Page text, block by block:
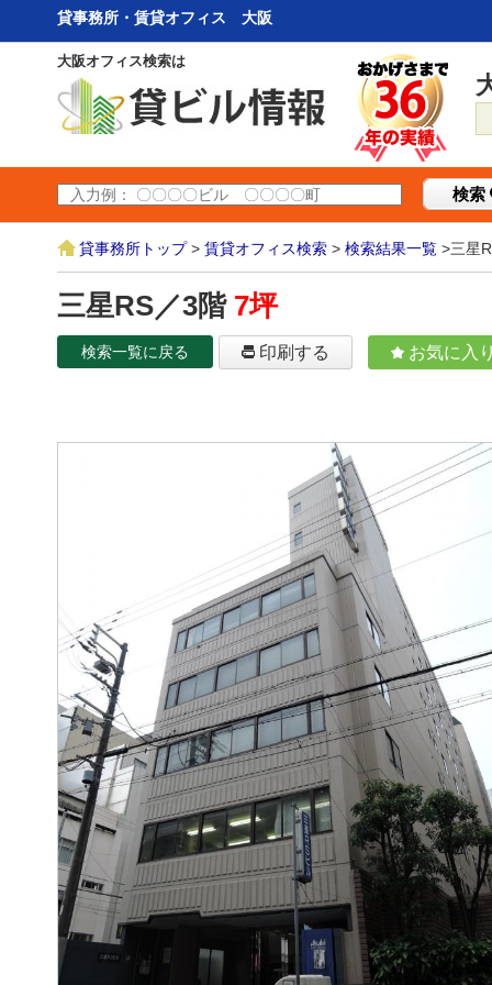
貸事務所・賃貸オフィス 大阪
大阪オフィス検索は
検索
貸事務所トップ> 賃貸オフィス検索 > 検索結果一覧 >三星
三星RS／3階 7坪
検索一覧に戻る 印刷する お気に入